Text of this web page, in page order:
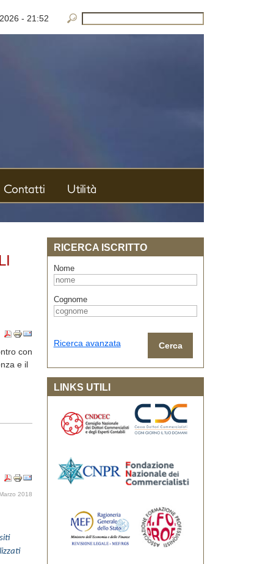
- 21:52
Contatti Utilità
con
e il
2018
RICERCA ISCRITTO
Nome
Cognome
Cerca
Ricerca avanzata
LINKS UTILI